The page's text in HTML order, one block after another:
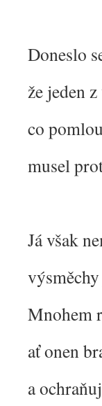
Doneslo
že jeden z
co
musel
Já však
Mnohem
ať onen
a